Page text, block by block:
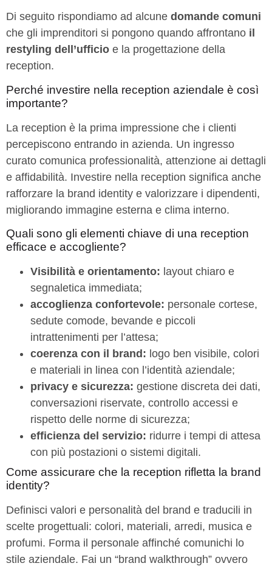
Di seguito rispondiamo ad alcune domande comuni
che gli imprenditori si pongono quando affrontano il
restyling dell’ufficio e la progettazione della
reception.
Perché investire nella reception aziendale è così
importante?
La reception è la prima impressione che i clienti
percepiscono entrando in azienda. Un ingresso
curato comunica professionalità, attenzione ai dettagli
e affidabilità. Investire nella reception significa anche
rafforzare la brand identity e valorizzare i dipendenti,
migliorando immagine esterna e clima interno.
Quali sono gli elementi chiave di una reception
efficace e accogliente?
Visibilità e orientamento: layout chiaro e
segnaletica immediata;
accoglienza confortevole: personale cortese,
sedute comode, bevande e piccoli
intrattenimenti per l’attesa;
coerenza con il brand: logo ben visibile, colori
e materiali in linea con l’identità aziendale;
privacy e sicurezza: gestione discreta dei dati,
conversazioni riservate, controllo accessi e
rispetto delle norme di sicurezza;
efficienza del servizio: ridurre i tempi di attesa
con più postazioni o sistemi digitali.
Come assicurare che la reception rifletta la brand
identity?
Definisci valori e personalità del brand e traducili in
scelte progettuali: colori, materiali, arredi, musica e
profumi. Forma il personale affinché comunichi lo
stile aziendale. Fai un “brand walkthrough” ovvero